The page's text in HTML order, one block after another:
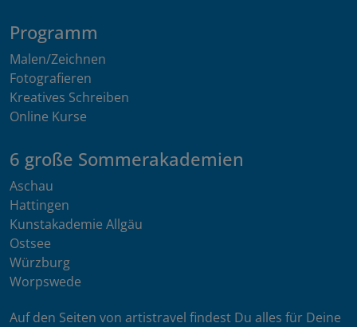
Programm
Malen/Zeichnen
Fotografieren
Kreatives Schreiben
Online Kurse
6 große Sommerakademien
Aschau
Hattingen
Kunstakademie Allgäu
Ostsee
Würzburg
Worpswede
Auf den Seiten von artistravel findest Du alles für Deine